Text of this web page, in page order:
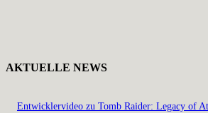
AKTUELLE NEWS
Entwicklervideo zu Tomb Raider: Legacy of